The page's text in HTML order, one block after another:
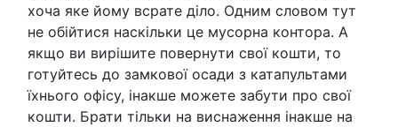
хоча яке йому всрате діло. Одним словом тут
не обійтися наскільки це мусорна контора. А
якщо ви вирішите повернути свої кошти, то
готуйтесь до замкової осади з катапультами
їхнього офісу, інакше можете забути про свої
кошти. Брати тільки на виснаження інакше на